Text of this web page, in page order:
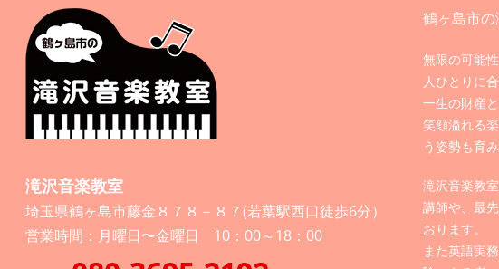
滝沢音楽教室
埼玉県鶴ヶ島市藤金８７８－８７(若葉駅西口徒歩6分）
営業時間：月曜日〜金曜日 10：00～18：00
鶴ヶ島市
無限の可能
人ひとりに
一生の財産
笑顔溢れる
う姿勢も育み
滝沢音楽教
講師や、最
おります。
また英語実